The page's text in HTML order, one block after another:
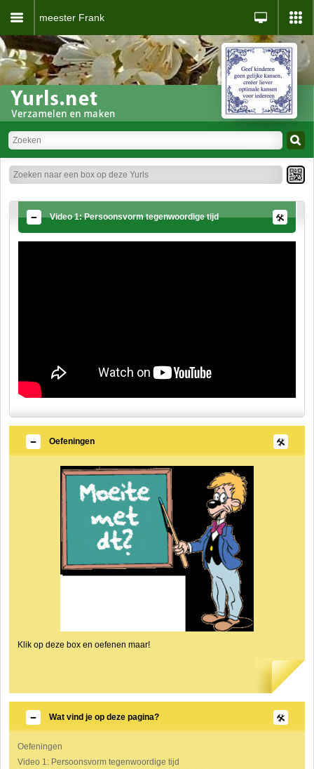
meester Frank
Video 1: Persoonsvorm tegenwoordige tijd
Oefeningen
Klik op deze box en oefenen maar!
Wat vind je op deze pagina?
Oefeningen
Video 1: Persoonsvorm tegenwoordige tijd